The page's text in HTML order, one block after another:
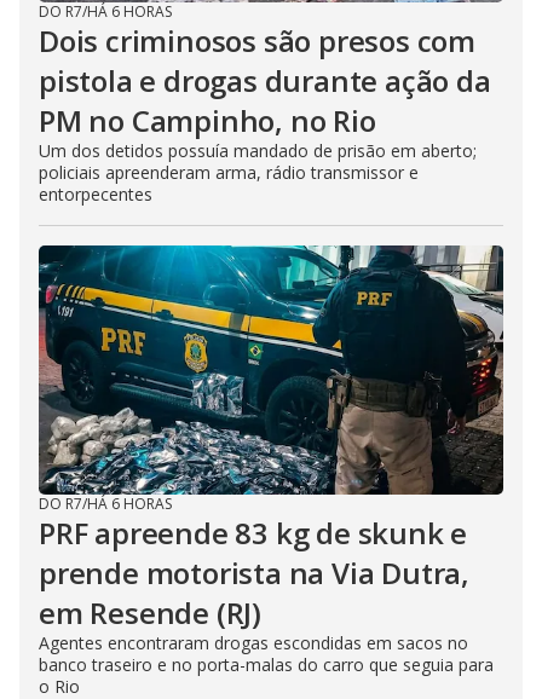
DO R7/HÁ 6 HORAS
Dois criminosos são presos com
pistola e drogas durante ação da
PM no Campinho, no Rio
Um dos detidos possuía mandado de prisão em aberto;
policiais apreenderam arma, rádio transmissor e
entorpecentes
DO R7/HÁ 6 HORAS
PRF apreende 83 kg de skunk e
prende motorista na Via Dutra,
em Resende (RJ)
Agentes encontraram drogas escondidas em sacos no
banco traseiro e no porta-malas do carro que seguia para
o Rio